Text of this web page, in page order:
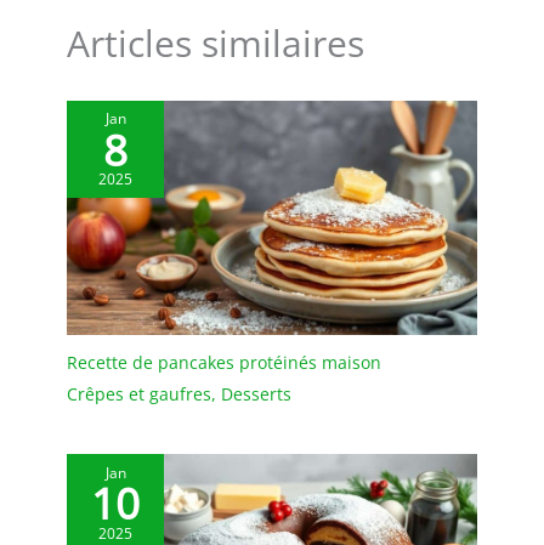
dans la cuisine.
cadeau qui rendra leurs
aventures culinaires
encore plus agréables
Articles similaires
Jan
8
2025
Recette de pancakes protéinés maison
Crêpes et gaufres, Desserts
Jan
10
2025